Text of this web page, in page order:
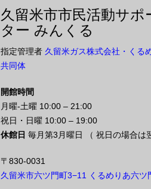
久留米市市民活動サポ
ター みんくる
指定管理者 久留米ガス株式会社・くる
共同体
開館時間
月曜-土曜 10:00 – 21:00
祝日・日曜 10:00 – 19:00
休館日 毎月第3月曜日 （ 祝日の場合は
〒830-0031
久留米市六ツ門町3−11 くるめりあ六ツ